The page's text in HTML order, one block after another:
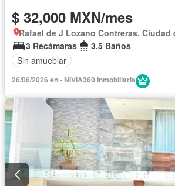
$ 32,000 MXN/mes
Rafael de J Lozano Contreras, Ciudad
3 Recámaras
3.5 Baños
Sin amueblar
26/06/2026 en - NIVIA360 Inmobiliaria